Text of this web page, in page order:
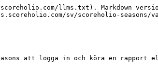
llms.txt). Markdown
sv/scoreholio-seasons/
att logga in och köra en rapport